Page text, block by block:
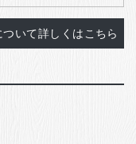
ついて詳しくはこちら